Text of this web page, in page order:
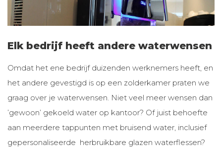
Elk bedrijf heeft andere waterwensen
Omdat het ene bedrijf duizenden werknemers heeft, en
het andere gevestigd is op een zolderkamer praten we
graag over je waterwensen. Niet veel meer wensen dan
’gewoon’ gekoeld water op kantoor? Of juist behoefte
aan meerdere tappunten met bruisend water, inclusief
gepersonaliseerde herbruikbare glazen waterflessen?